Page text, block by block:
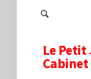
Le
Cabinet